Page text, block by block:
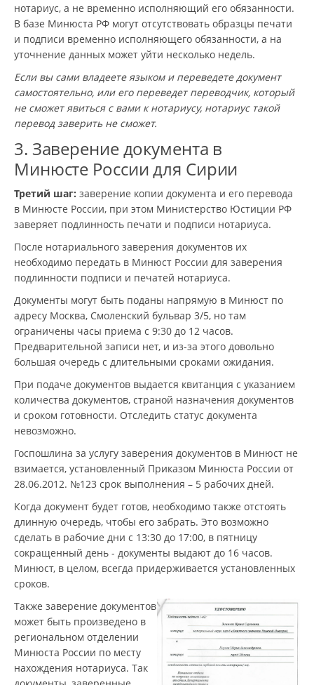
нотариус, а не временно исполняющий его обязанности.
В базе Минюста РФ могут отсутствовать образцы печати
и подписи временно исполняющего обязанности, а на
уточнение данных может уйти несколько недель.
Если вы сами владеете языком и переведете документ
самостоятельно, или его переведет переводчик, который
не сможет явиться с вами к нотариусу, нотариус такой
перевод заверить не сможет.
3. Заверение документа в
Минюсте России для Сирии
Третий шаг: заверение копии документа и его перевода
в Минюсте России, при этом Министерство Юстиции РФ
заверяет подлинность печати и подписи нотариуса.
После нотариального заверения документов их
необходимо передать в Минюст России для заверения
подлинности подписи и печатей нотариуса.
Документы могут быть поданы напрямую в Минюст по
адресу Москва, Смоленский бульвар 3/5, но там
ограничены часы приема с 9:30 до 12 часов.
Предварительной записи нет, и из-за этого довольно
большая очередь с длительными сроками ожидания.
При подаче документов выдается квитанция с указанием
количества документов, страной назначения документов
и сроком готовности. Отследить статус документа
невозможно.
Госпошлина за услугу заверения документов в Минюст не
взимается, установленный Приказом Минюста России от
28.06.2012. №123 срок выполнения – 5 рабочих дней.
Когда документ будет готов, необходимо также отстоять
длинную очередь, чтобы его забрать. Это возможно
сделать в рабочие дни с 13:30 до 17:00, в пятницу
сокращенный день - документы выдают до 16 часов.
Минюст, в целом, всегда придерживается установленных
сроков.
Также заверение документов
может быть произведено в
региональном отделении
Минюста России по месту
нахождения нотариуса. Так